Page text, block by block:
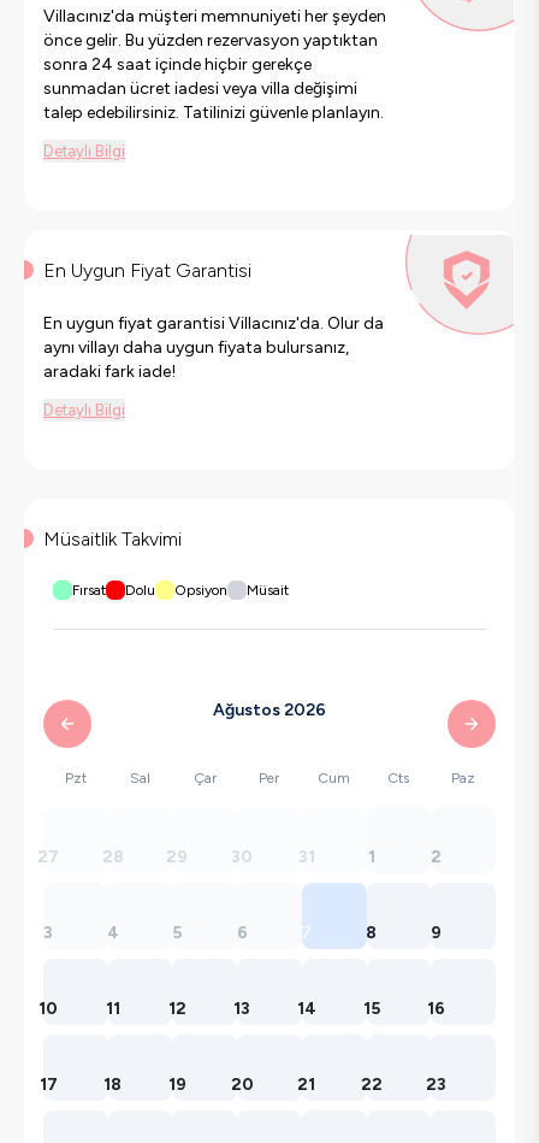
Villacınız'da müşteri memnuniyeti her şeyden
önce gelir. Bu yüzden rezervasyon yaptıktan
sonra 24 saat içinde hiçbir gerekçe
sunmadan ücret iadesi veya villa değişimi
talep edebilirsiniz. Tatilinizi güvenle planlayın.
Detaylı Bilgi
En Uygun Fiyat Garantisi
En uygun fiyat garantisi Villacınız'da. Olur da
aynı villayı daha uygun fiyata bulursanız,
aradaki fark iade!
Detaylı Bilgi
Müsaitlik Takvimi
Fırsat Dolu Opsiyon Müsait
Ağustos 2026
Pzt Sal Çar Per Cum Cts Paz
27 28 29 30 31 1 2
3 4 5 6 7 8 9
10 11 12 13 14 15 16
17 18 19 20 21 22 23